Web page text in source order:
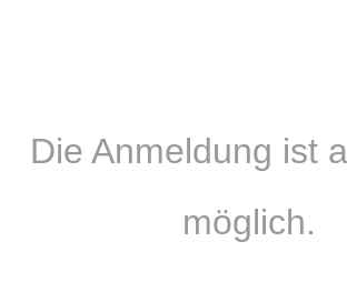
Die Anmeldung ist
möglich.